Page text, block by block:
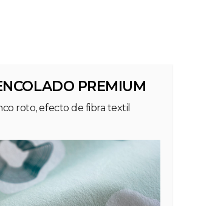
PREMIUM
roto, efecto de fibra textil